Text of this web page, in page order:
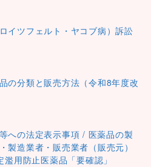
イツフェルト・ヤコブ病）訴訟
の分類と販売方法（令和8年度改
への法定表示事項 / 医薬品の製
製造業者・販売業者（販売元）
用防止医薬品「要確認」